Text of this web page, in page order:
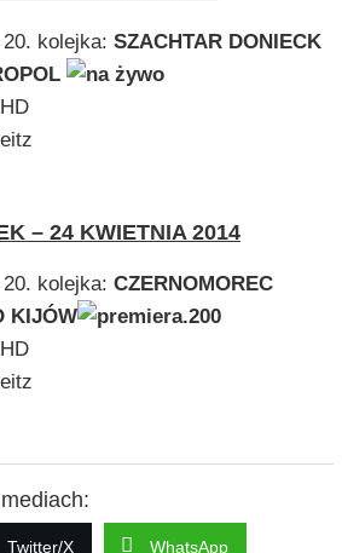
kolejka: SZACHTAR DONIECK
– 24 KWIETNIA 2014
kolejka: CZERNOMOREC
KIJÓW
Twitter/X WhatsApp